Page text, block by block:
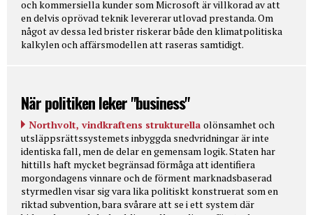
och kommersiella kunder som Microsoft är villkorad av att
en delvis oprövad teknik levererar utlovad prestanda. Om
något av dessa led brister riskerar både den klimatpolitiska
kalkylen och affärsmodellen att raseras samtidigt.
När politiken leker "business"
Northvolt, vindkraftens strukturella olönsamhet och
utsläppsrättssystemets inbyggda snedvridningar är inte
identiska fall, men de delar en gemensam logik. Staten har
hittills haft mycket begränsad förmåga att identifiera
morgondagens vinnare och de förment marknadsbaserad
styrmedlen visar sig vara lika politiskt konstruerat som en
riktad subvention, bara svårare att se i ett system där